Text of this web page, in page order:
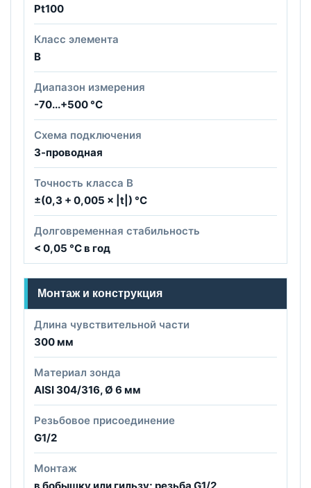
Pt100
Класс элемента
B
Диапазон измерения
-70...+500 °C
Схема подключения
3-проводная
Точность класса B
±(0,3 + 0,005 × |t|) °C
Долговременная стабильность
< 0,05 °C в год
Монтаж и конструкция
Длина чувствительной части
300 мм
Материал зонда
AISI 304/316, Ø 6 мм
Резьбовое присоединение
G1/2
Монтаж